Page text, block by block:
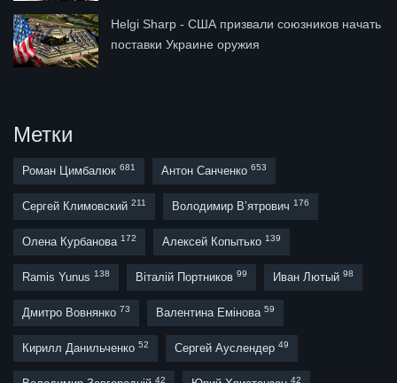
Helgi Sharp - США призвали союзников начать
поставки Украине оружия
Метки
Роман Цимбалюк 681 Антон Санченко 653
Сергей Климовский 211 Володимир В’ятрович 176
Олена Курбанова 172 Алексей Копытько 139
Ramis Yunus 138 Віталій Портников 99 Иван Лютый 98
Дмитро Вовнянко 73 Валентина Емінова 59
Кирилл Данильченко 52 Сергей Ауслендер 49
42 42